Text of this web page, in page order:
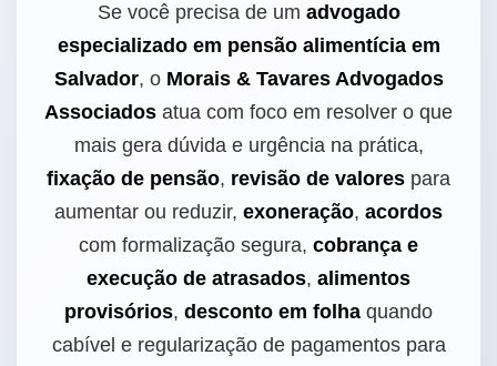
Se você precisa de um advogado
especializado em pensão alimentícia em
Salvador, o Morais & Tavares Advogados
Associados atua com foco em resolver o que
mais gera dúvida e urgência na prática,
fixação de pensão, revisão de valores para
aumentar ou reduzir, exoneração, acordos
com formalização segura, cobrança e
execução de atrasados, alimentos
provisórios, desconto em folha quando
cabível e regularização de pagamentos para